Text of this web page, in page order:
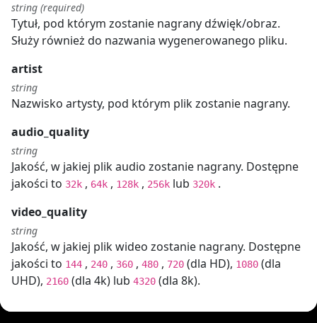
string (required)
Tytuł, pod którym zostanie nagrany dźwięk/obraz.
Służy również do nazwania wygenerowanego pliku.
artist
string
Nazwisko artysty, pod którym plik zostanie nagrany.
audio_quality
string
Jakość, w jakiej plik audio zostanie nagrany. Dostępne
jakości to 32k , 64k , 128k , 256k lub 320k .
video_quality
string
Jakość, w jakiej plik wideo zostanie nagrany. Dostępne
jakości to 144 , 240 , 360 , 480 , 720 (dla HD), 1080 (dla
UHD), 2160 (dla 4k) lub 4320 (dla 8k).